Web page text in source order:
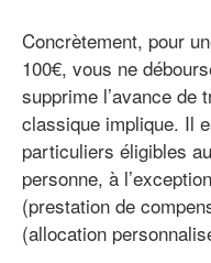
Concrètement, pour
100€, vous ne
supprime l’avance de
classique implique. Il
particuliers éligibles
personne, à
(prestation de
(allocation